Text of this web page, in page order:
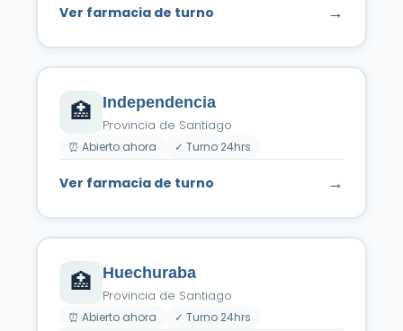
Ver farmacia de turno →
🏥 Independencia
Provincia de Santiago
⏰ Abierto ahora ✓ Turno 24hrs
Ver farmacia de turno →
🏥 Huechuraba
Provincia de Santiago
⏰ Abierto ahora ✓ Turno 24hrs